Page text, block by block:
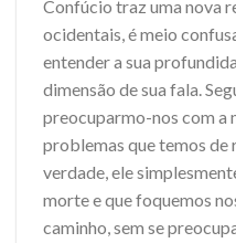
Confúcio traz uma nova
ocidentais, é meio
entender a sua
dimensão de sua fala.
preocuparmo-nos com a
problemas que temos
verdade, ele
morte e que foquemos
caminho, sem se